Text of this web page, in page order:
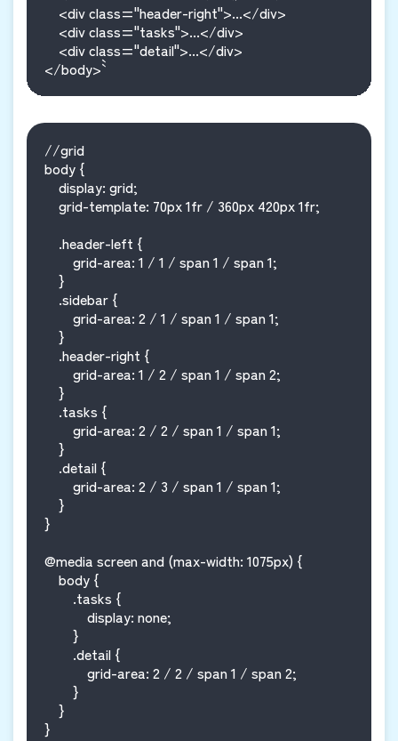
    <div class="header-right">...</div>
    <div class="tasks">...</div>
    <div class="detail">...</div>
</body>``
//grid
body {
    display: grid;
    grid-template: 70px 1fr / 360px 420px 1fr;
    .header-left {
        grid-area: 1 / 1 / span 1 / span 1;
    }
    .sidebar {
        grid-area: 2 / 1 / span 1 / span 1;
    }
    .header-right {
        grid-area: 1 / 2 / span 1 / span 2;
    }
    .tasks {
        grid-area: 2 / 2 / span 1 / span 1;
    }
    .detail {
        grid-area: 2 / 3 / span 1 / span 1;
    }
}
@media screen and (max-width: 1075px) {
    body {
        .tasks {
            display: none;
        }
        .detail {
            grid-area: 2 / 2 / span 1 / span 2;
        }
    }
}